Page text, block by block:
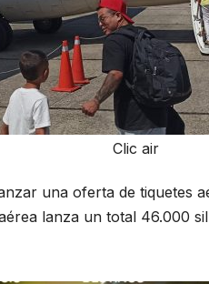
Clic air
una oferta de tiquetes
lanza un total 46.000